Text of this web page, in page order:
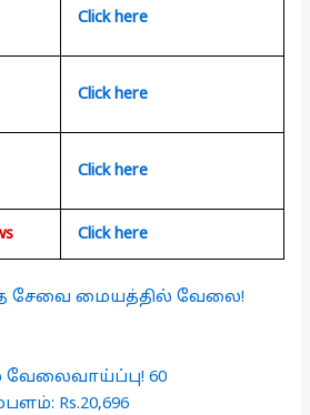
Click here
Click here
Click here
Click here
சேவை மையத்தில் வேலை!
வேலைவாய்ப்பு! 60
Rs.20,696